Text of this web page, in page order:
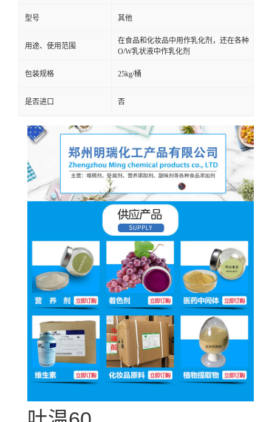
型号 其他
用途、使用范围
在食品和化妆品中用作乳化剂，还在各种
O/W乳状液中作乳化剂
包装规格 25kg/桶
是否进口 否